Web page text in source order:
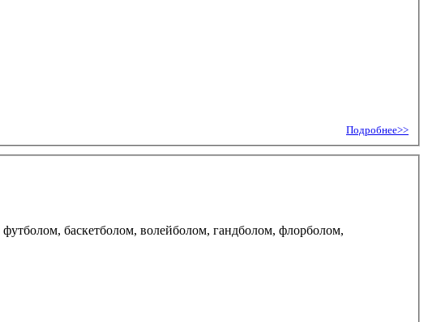
Подробнее>>
баскетболом, волейболом, гандболом, флорболом,